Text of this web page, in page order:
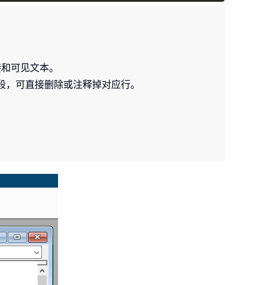
可见文本。
可直接删除或注释掉对应行。